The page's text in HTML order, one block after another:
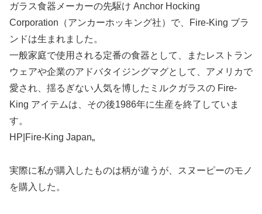
ガラス食器メーカーの先駆け Anchor Hocking
Corporation（アンカーホッキング社）で、Fire-King ブラ
ンドは生まれました。
一般家庭で使用される定番の食器として、またレストラン
ウェアや企業のアドバタイジングマグとして、アメリカで
愛され、揺るぎない人気を博したミルクガラスの Fire-
King アイテムは、その後1986年に生産を終了していま
す。
HP|Fire-King Japan„
実際に私が購入したものは柄が違うが、スヌーピーのモノ
を購入した。